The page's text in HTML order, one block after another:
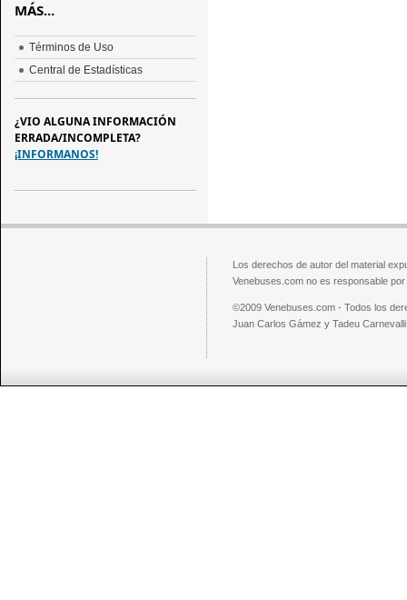
MÁS...
Términos de Uso
Central de Estadísticas
¿VIO ALGUNA INFORMACIÓN
ERRADA/INCOMPLETA?
¡INFORMANOS!
Los derechos de autor del material
Venebuses.com no es responsable
©2009 Venebuses.com - Todos los
Juan Carlos Gámez y Tadeu Carnevalli